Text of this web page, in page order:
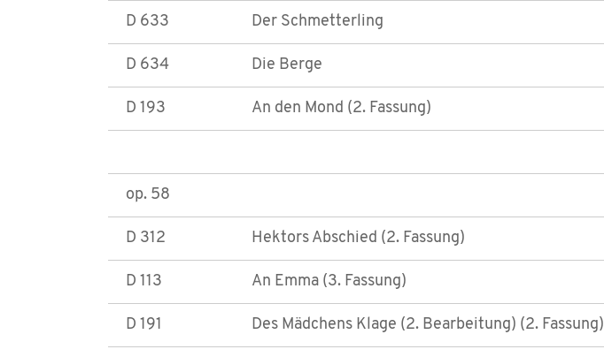
D 633 Der Schmetterling
D 634 Die Berge
D 193 An den Mond (2. Fassung)
op. 58
D 312 Hektors Abschied (2. Fassung)
D 113 An Emma (3. Fassung)
D 191 Des Mädchens Klage (2. Bearbeitung) (2. Fassung)